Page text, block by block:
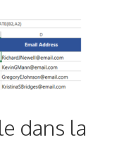
dans la